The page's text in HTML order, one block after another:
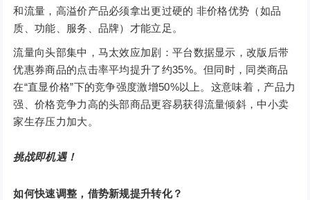
和流量，高溢价产品必须拿出更过硬的 非价格优势（如品
质、功能、服务、品牌）才能立足。
流量向头部集中，马太效应加剧：平台数据显示，改版后带
优惠券商品的点击率平均提升了约35%。但同时，同类商品
在“直显价格”下的竞争强度激增50%以上。这意味着，产品力
强、价格竞争力高的头部商品更容易获得流量倾斜，中小卖
家生存压力加大。
挑战即机遇！
如何快速调整，借势新规提升转化？